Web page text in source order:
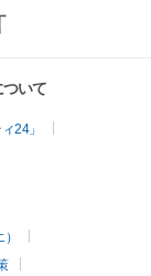
いて
24」